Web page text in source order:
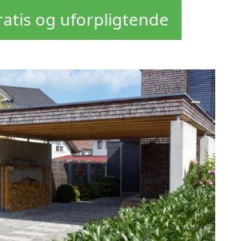
og uforpligtende